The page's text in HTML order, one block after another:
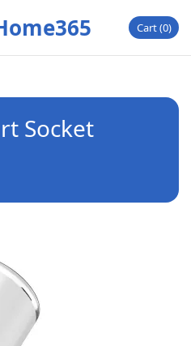
Cart 0
Socket